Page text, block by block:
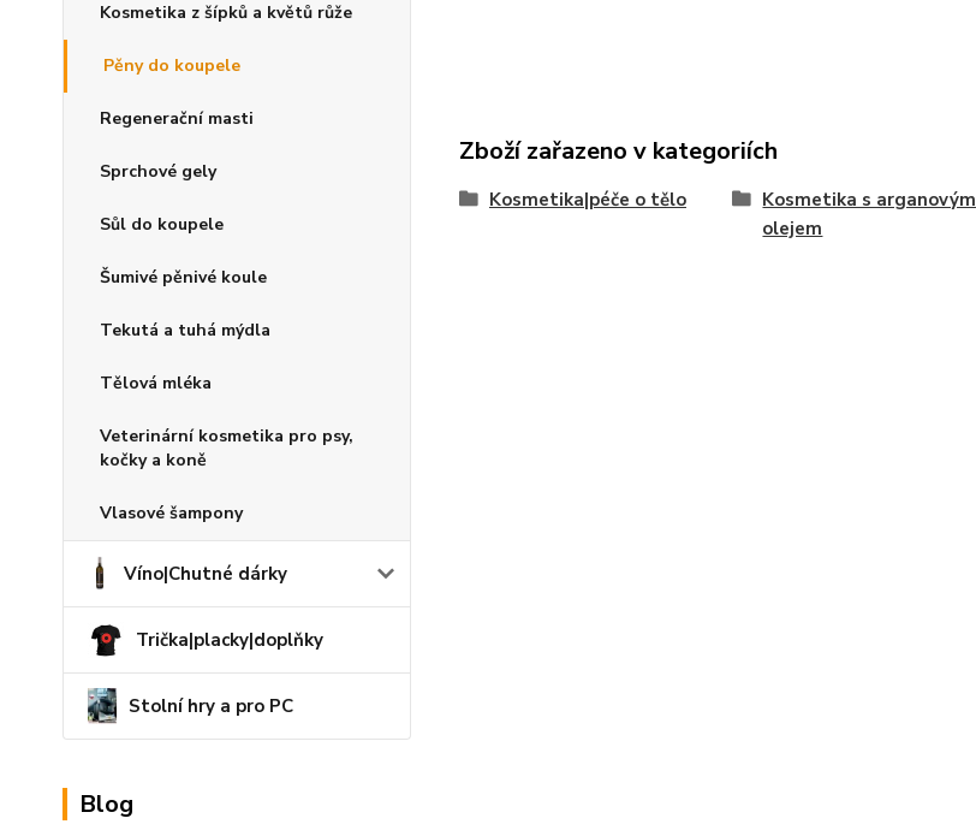
Kosmetika z šípků a květů růže
Pěny do koupele
Regenerační masti
Sprchové gely
Sůl do koupele
Šumivé pěnivé koule
Tekutá a tuhá mýdla
Tělová mléka
Veterinární kosmetika pro psy,
kočky a koně
Vlasové šampony
Víno|Chutné dárky
Trička|placky|doplňky
Stolní hry a pro PC
Blog
Zboží zařazeno v kategoriích
Kosmetika|péče o tělo
Kosmetika s arganovým
olejem